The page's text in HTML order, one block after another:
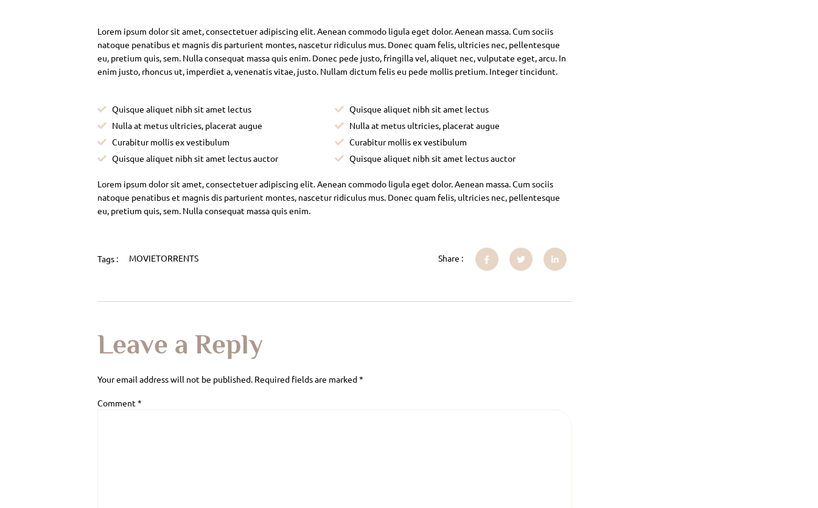
Lorem ipsum dolor sit amet, consectetuer adipiscing elit. Aenean commodo ligula eget dolor. Aenean massa. Cum sociis
natoque penatibus et magnis dis parturient montes, nascetur ridiculus mus. Donec quam felis, ultricies nec, pellentesque
eu, pretium quis, sem. Nulla consequat massa quis enim. Donec pede justo, fringilla vel, aliquet nec, vulputate eget, arcu. In
enim justo, rhoncus ut, imperdiet a, venenatis vitae, justo. Nullam dictum felis eu pede mollis pretium. Integer tincidunt.
Quisque aliquet nibh sit amet lectus
Nulla at metus ultricies, placerat augue
Curabitur mollis ex vestibulum
Quisque aliquet nibh sit amet lectus auctor
Quisque aliquet nibh sit amet lectus
Nulla at metus ultricies, placerat augue
Curabitur mollis ex vestibulum
Quisque aliquet nibh sit amet lectus auctor
Lorem ipsum dolor sit amet, consectetuer adipiscing elit. Aenean commodo ligula eget dolor. Aenean massa. Cum sociis
natoque penatibus et magnis dis parturient montes, nascetur ridiculus mus. Donec quam felis, ultricies nec, pellentesque
eu, pretium quis, sem. Nulla consequat massa quis enim.
Tags : MOVIETORRENTS Share :
Leave a Reply
Your email address will not be published. Required fields are marked*
Comment*